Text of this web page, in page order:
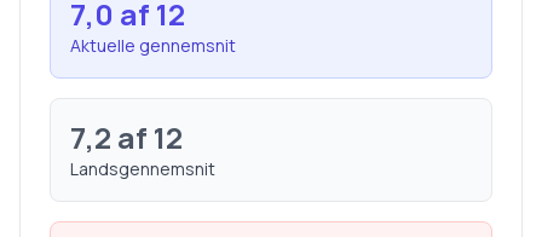
7,0 af 12
Aktuelle gennemsnit
7,2 af 12
Landsgennemsnit